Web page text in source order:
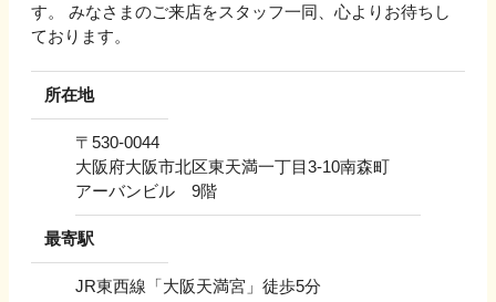
す。 みなさまのご来店をスタッフ一同、心よりお待ちし
ております。
所在地
〒 530-0044
大阪府大阪市北区東天満一丁目3-10南森町
アーバンビル 9階
最寄駅
JR東西線「大阪天満宮」徒歩5分